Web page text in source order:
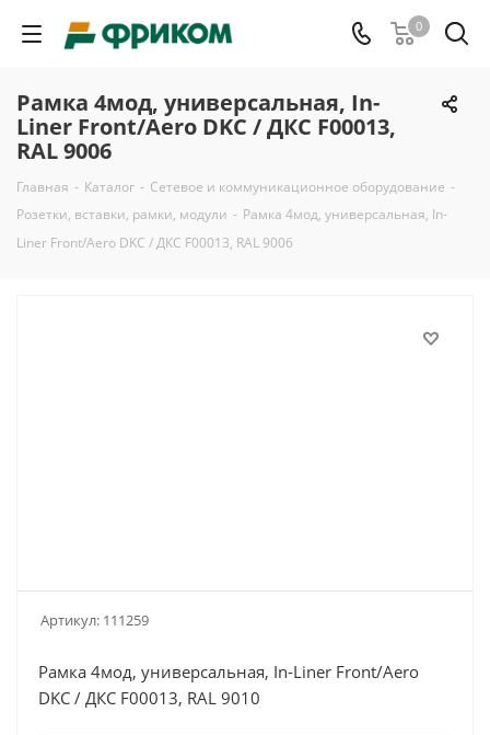
0
Рамка 4мод, универсальная, In-
Liner Front/Aero DKC / ДКС F00013,
RAL 9006
Главная - Каталог - Сетевое и коммуникационное оборудование -
Розетки, вставки, рамки, модули - Рамка 4мод, универсальная, In-
Liner Front/Aero DKC / ДКС F00013, RAL 9006
Артикул: 111259
Рамка 4мод, универсальная, In-Liner Front/Aero
DKC / ДКС F00013, RAL 9010